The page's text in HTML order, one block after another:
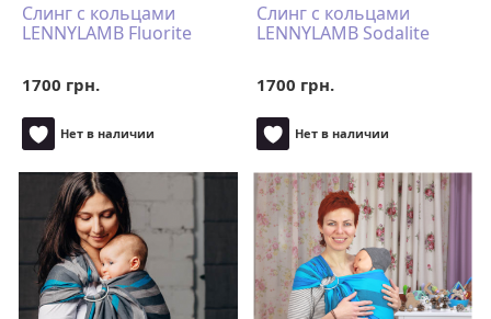
Слинг с кольцами
LENNYLAMB Fluorite
1700 грн.
Нет в наличии
Слинг с кольцами
LENNYLAMB Sodalite
1700 грн.
Нет в наличии